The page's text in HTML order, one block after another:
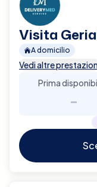
Visita
A domicilio
Vedi altre
Prima
-